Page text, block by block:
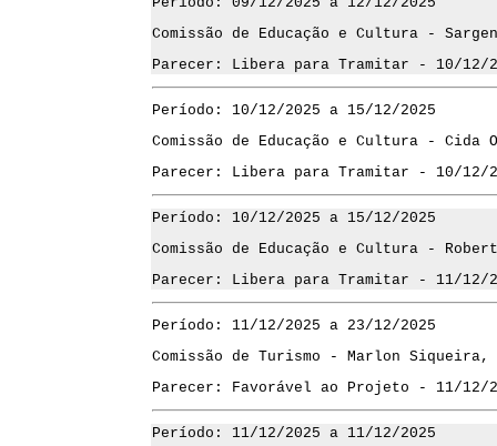
Comissão de Educação e Cultura -
Parecer: Libera para Tramitar - 10/12/
Período: 10/12/2025 a 15/12/2025
Comissão de Educação e Cultura - Cida
Parecer: Libera para Tramitar - 10/12/
Período: 10/12/2025 a 15/12/2025
Comissão de Educação e Cultura -
Parecer: Libera para Tramitar - 11/12/
Período: 11/12/2025 a 23/12/2025
Comissão de Turismo - Marlon Siqueira,
Parecer: Favorável ao Projeto - 11/12/
Período: 11/12/2025 a 11/12/2025